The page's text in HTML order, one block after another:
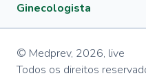
Ginecologista
© Medprev, 2026, live
Todos os direitos